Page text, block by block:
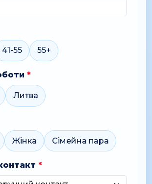
41-55 55+
*
Литва
Жінка Сімейна пара
*